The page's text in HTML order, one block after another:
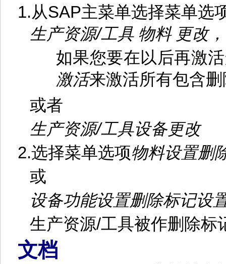
1.从SAP主菜单选择菜单选
生产资源/工具 物料 更改，
如果您要在以后再激
激活来激活所有包含
或者
生产资源/工具设备更改
2.选择菜单选项物料设置删
或
设备功能设置删除标记设
生产资源/工具被作删除标
文档